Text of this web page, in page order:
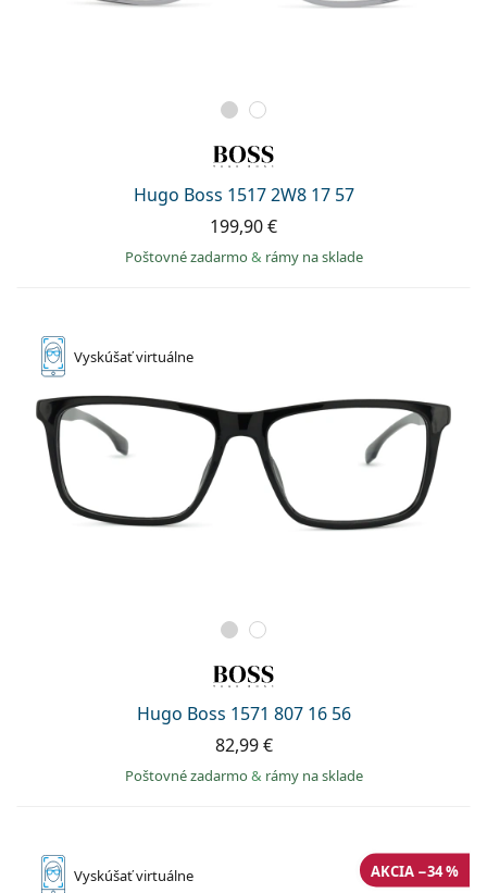
Hugo Boss 1517 2W8 17 57
199,90 €
Poštovné zadarmo& rámy na sklade
Vyskúšaťvirtuálne
Hugo Boss 1571 807 16 56
82,99 €
Poštovné zadarmo& rámy na sklade
Vyskúšaťvirtuálne AKCIA −34 %